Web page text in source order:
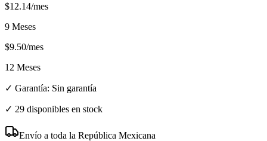
$12.14/mes
9 Meses
$9.50/mes
12 Meses
✓ Garantía: Sin garantía
✓ 29 disponibles en stock
Envío a toda la República Mexicana